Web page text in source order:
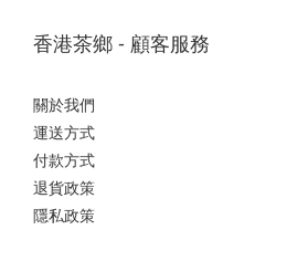
香港茶鄉 - 顧客服務
關於我們
運送方式
付款方式
退貨政策
隱私政策